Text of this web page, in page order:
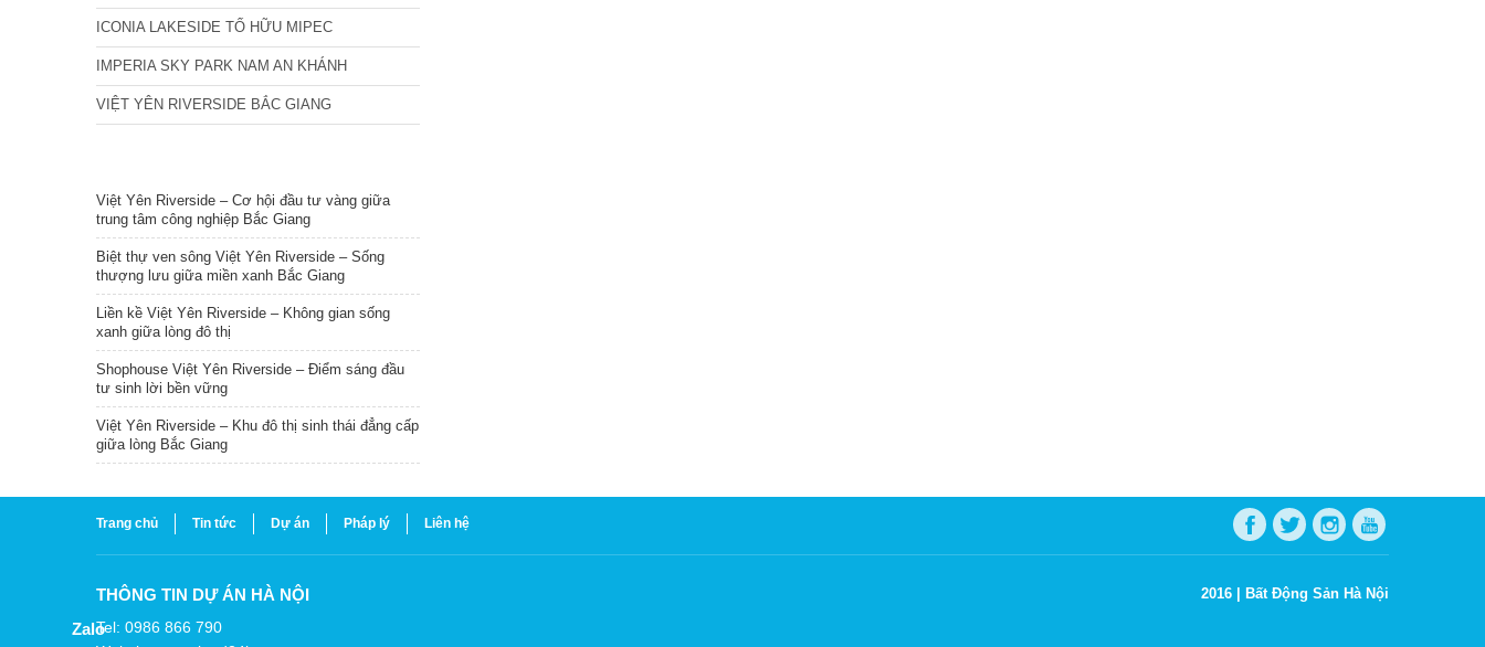
ICONIA LAKESIDE TỐ HỮU MIPEC
IMPERIA SKY PARK NAM AN KHÁNH
VIỆT YÊN RIVERSIDE BẮC GIANG
Việt Yên Riverside – Cơ hội đầu tư vàng giữa
trung tâm công nghiệp Bắc Giang
Biệt thự ven sông Việt Yên Riverside – Sống
thượng lưu giữa miền xanh Bắc Giang
Liền kề Việt Yên Riverside – Không gian sống
xanh giữa lòng đô thị
Shophouse Việt Yên Riverside – Điểm sáng đầu
tư sinh lời bền vững
Việt Yên Riverside – Khu đô thị sinh thái đẳng cấp
giữa lòng Bắc Giang
Trang chủ Tin tức Dự án Pháp lý Liên hệ
THÔNG TIN DỰ ÁN HÀ NỘI
Tel: 0986 866 790
2016 | Bất Động Sản Hà Nội
Zalo